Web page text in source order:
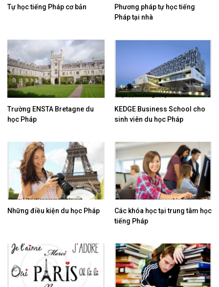
Tự học tiếng Pháp cơ bản
Phương pháp tự học tiếng
Pháp tại nhà
Trường ENSTA Bretagne du
học Pháp
KEDGE Business School cho
sinh viên du học Pháp
Những điều kiện du học Pháp
Các khóa học tại trung tâm học
tiếng Pháp